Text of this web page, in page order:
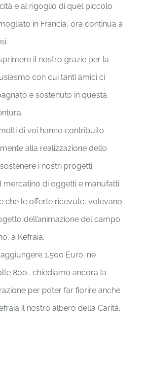
e al rigoglio di quel piccolo
in Francia, ora continua a
il nostro grazie per la
con cui tanti amici ci
e sostenuto in questa
di voi hanno contribuito
alla realizzazione dello
i nostri progetti.
mercatino di oggetti e manufatti
che le offerte ricevute, volevano
dell’animazione del campo
a Kefraia.
1.500 Euro: ne
800… chiediamo ancora la
per poter far fiorire anche
il nostro albero della Carità.